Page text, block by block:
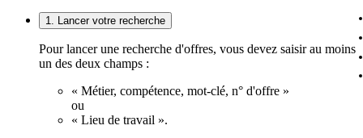
1. Lancer votre recherche
Pour lancer une recherche d'offres, vous devez saisir au moins
un des deux champs :
« Métier, compétence, mot-clé, n° d'offre »
ou
« Lieu de travail ».